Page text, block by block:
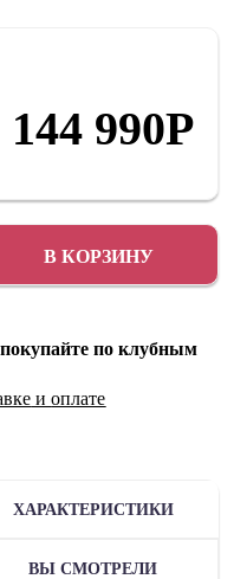
144 990Р
В КОРЗИНУ
по клубным
иоплате
ХАРАКТЕРИСТИКИ
ВЫ СМОТРЕЛИ